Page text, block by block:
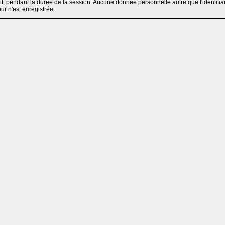
pendant la durée de la session. Aucune donnée personnelle autre que
n'est enregistrée